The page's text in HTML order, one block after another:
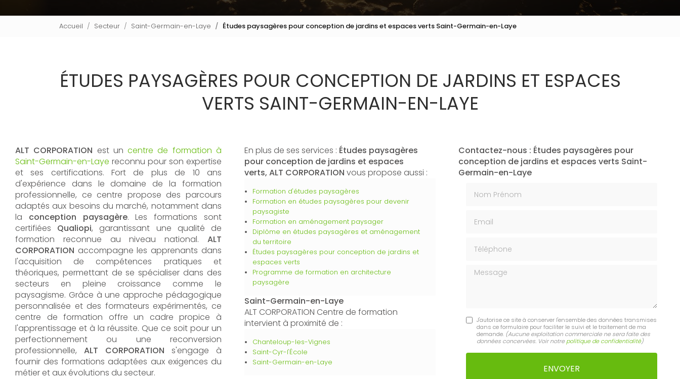
Accueil Secteur Saint-Germain-en-Laye Études paysagères pour conception de jardins et espaces verts Saint-Germain-en-Laye
ÉTUDES PAYSAGÈRES POUR CONCEPTION DE JARDINS ET ESPACES
VERTS SAINT-GERMAIN-EN-LAYE
ALT CORPORATION est uncentre de formation à
Saint-Germain-en-Laye reconnu pour son expertise
et ses certifications. Fort de plus de 10 ans
d'expérience dans le domaine de la formation
professionnelle, ce centre propose des parcours
adaptés aux besoins du marché, notamment dans
la conception paysagère. Les formations sont
certifiées Qualiopi, garantissant une qualité de
formation reconnue au niveau national. ALT
CORPORATION accompagne les apprenants dans
l'acquisition de compétences pratiques et
théoriques, permettant de se spécialiser dans des
secteurs en pleine croissance comme le
paysagisme. Grâce à une approche pédagogique
personnalisée et des formateurs expérimentés, ce
centre de formation offre un cadre propice à
l'apprentissage et à la réussite. Que ce soit pour un
perfectionnement ou une reconversion
professionnelle, ALT CORPORATION​​​​​​​ s'engage à
fournir des formations adaptées aux exigences du
métier et aux évolutions du secteur.
En plus de ses services : Études paysagères
pour conception de jardins et espaces
verts, ALT CORPORATION vous propose aussi :
Formation d'études paysagères
Formation en études paysagères pour devenir
paysagiste
Formation en aménagement paysager
Diplôme en études paysagères et aménagement
du territoire
Études paysagères pour conception de jardins et
espaces verts
Programme de formation en architecture
paysagère
Saint-Germain-en-Laye
ALT CORPORATION Centre de formation
intervient à proximité de :
Chanteloup-les-Vignes
Saint-Cyr-l'École
Saint-Germain-en-Laye
Contactez-nous : Études paysagères pour
conception de jardins et espaces verts Saint-
Germain-en-Laye
Message
J'autorise ce site à conserver l'ensemble des données transmises
dans ce formulaire pour faciliter le suivi et le traitement de ma
demande. (Aucune exploitation commerciale ne sera faite des
données concervées. Voir notre politique de confidentialité)